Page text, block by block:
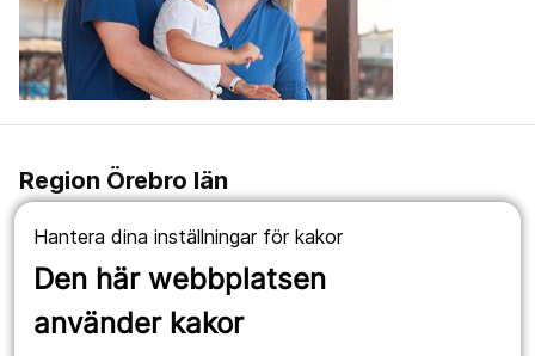
Hantera dina inställningar för kakor
Den här webbplatsen
använder kakor
Region Örebro län
019-602 10 00
#TillsammansRäddarViLiv